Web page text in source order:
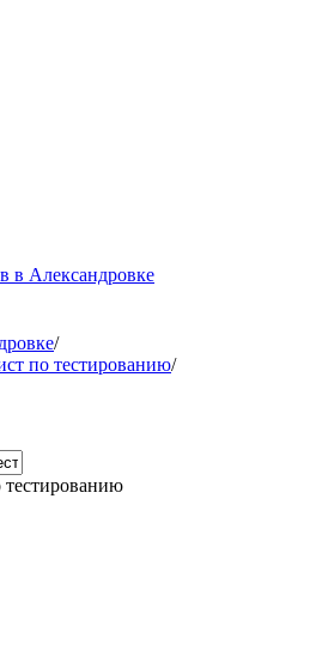
в Александровке
/
по тестированию/